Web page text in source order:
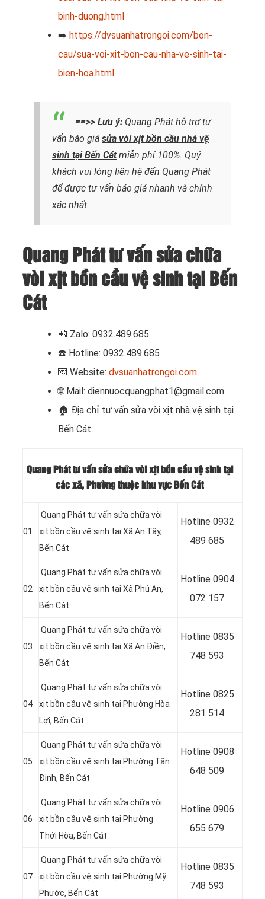
binh-duong.html
➡️ https://dvsuanhatrongoi.com/bon-
cau/sua-voi-xit-bon-cau-nha-ve-sinh-tai-
bien-hoa.html
==>> Lưu ý: Quang Phát hỗ trợ tư
vấn báo giá sửa vòi xịt bồn cầu nhà vệ
sinh tại Bến Cátmiễn phí 100%. Quý
khách vui lòng liên hệ đến Quang Phát
để được tư vấn báo giá nhanh và chính
xác nhất.
Quang Phát tư vấn sửa chữa
vòi xịt bồn cầu vệ sinh tại Bến
Cát
📲 Zalo: 0932.489.685
☎️ Hotline: 0932.489.685
💌 Website: dvsuanhatrongoi.com
🌐 Mail: diennuocquangphat1@gmail.com
🏠 Địa chỉ tư vấn sửa vòi xịt nhà vệ sinh tại
Bến Cát
Quang Phát tư vấn sửa chữa vòi xịt bồn cầu vệ sinh tại
các xã, Phường thuộc khu vực Bến Cát
01
Quang Phát tư vấn sửa chữa vòi
xịt bồn cầu vệ sinh tại Xã An Tây,
Bến Cát
Hotline 0932
489 685
02
Quang Phát tư vấn sửa chữa vòi
xịt bồn cầu vệ sinh tại Xã Phú An,
Bến Cát
Hotline 0904
072 157
03
Quang Phát tư vấn sửa chữa vòi
xịt bồn cầu vệ sinh tại Xã An Điền,
Bến Cát
Hotline 0835
748 593
04
Quang Phát tư vấn sửa chữa vòi
xịt bồn cầu vệ sinh tại Phường Hòa
Lợi, Bến Cát
Hotline 0825
281 514
05
Quang Phát tư vấn sửa chữa vòi
xịt bồn cầu vệ sinh tại Phường Tân
Định, Bến Cát
Hotline 0908
648 509
06
Quang Phát tư vấn sửa chữa vòi
xịt bồn cầu vệ sinh tại Phường
Thới Hòa, Bến Cát
Hotline 0906
655 679
07
Quang Phát tư vấn sửa chữa vòi
xịt bồn cầu vệ sinh tại Phường Mỹ
Phước, Bến Cát
Hotline 0835
748 593